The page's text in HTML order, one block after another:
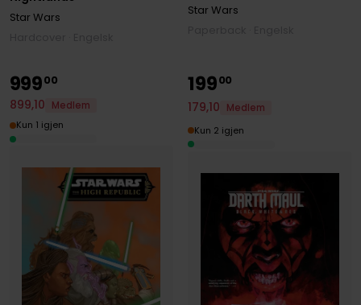
Star Wars
Star Wars
99900
899,10
Medlem
Kun 1 igjen
19900
179,10
Medlem
Kun 2 igjen